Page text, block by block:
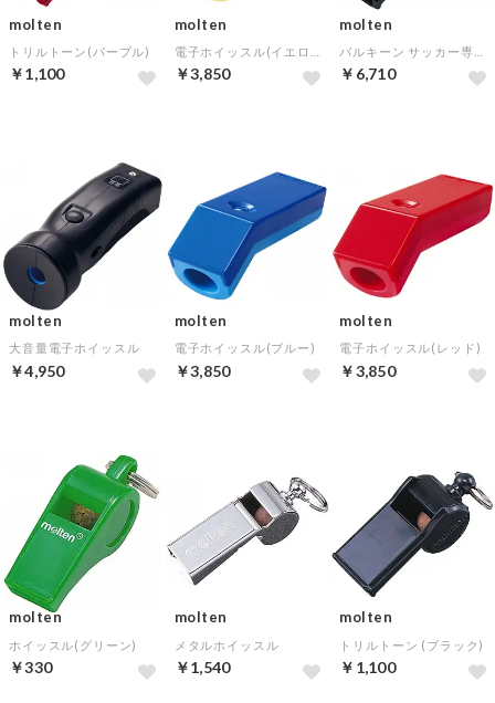
molten
トリルトーン(パープル)
￥1,100
molten
￥3,850
molten
￥6,710
molten
大音量電子ホイッスル
￥4,950
molten
電子ホイッスル(ブルー)
￥3,850
molten
電子ホイッスル(レッド)
￥3,850
molten
ホイッスル(グリーン)
￥330
molten
メタルホイッスル
￥1,540
molten
トリルトーン (ブラック)
￥1,100